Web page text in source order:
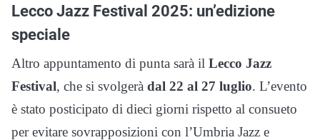
Lecco Jazz Festival 2025: un’edizione
speciale
Altro appuntamento di punta sarà il Lecco Jazz
Festival, che si svolgerà dal 22 al 27 luglio. L’evento
è stato posticipato di dieci giorni rispetto al consueto
per evitare sovrapposizioni con l’Umbria Jazz e